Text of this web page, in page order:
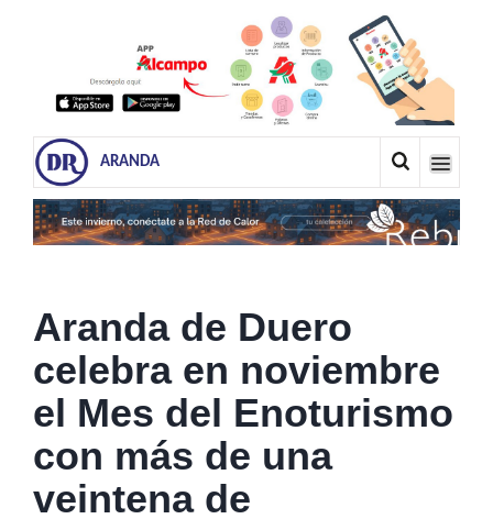
ARANDA
Aranda de Duero
celebra en noviembre
el Mes del Enoturismo
con más de una
veintena de